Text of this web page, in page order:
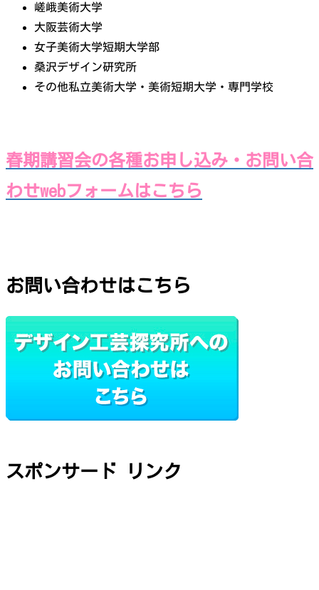
嵯峨美術大学
大阪芸術大学
女子美術大学短期大学部
桑沢デザイン研究所
その他私立美術大学・美術短期大学・専門学校
春期講習会の各種お申し込み・お問い合
わせwebフォームはこちら
お問い合わせはこちら
スポンサード リンク